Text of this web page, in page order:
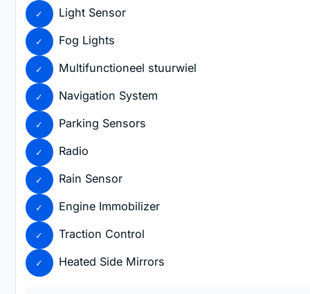
Light Sensor
Fog Lights
Multifunctioneel stuurwiel
Navigation System
Parking Sensors
Radio
Rain Sensor
Engine Immobilizer
Traction Control
Heated Side Mirrors